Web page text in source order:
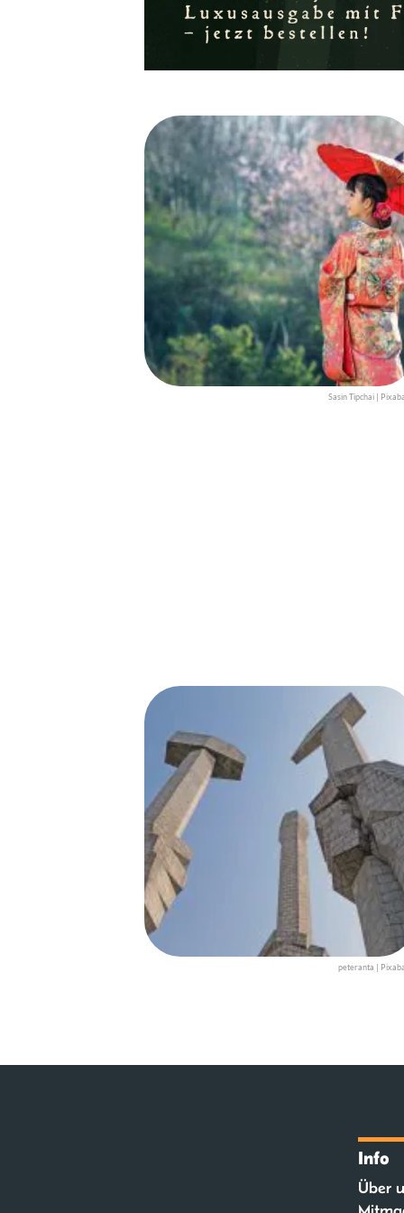
Sasin Tipchai |
peteranta |
Info
Über